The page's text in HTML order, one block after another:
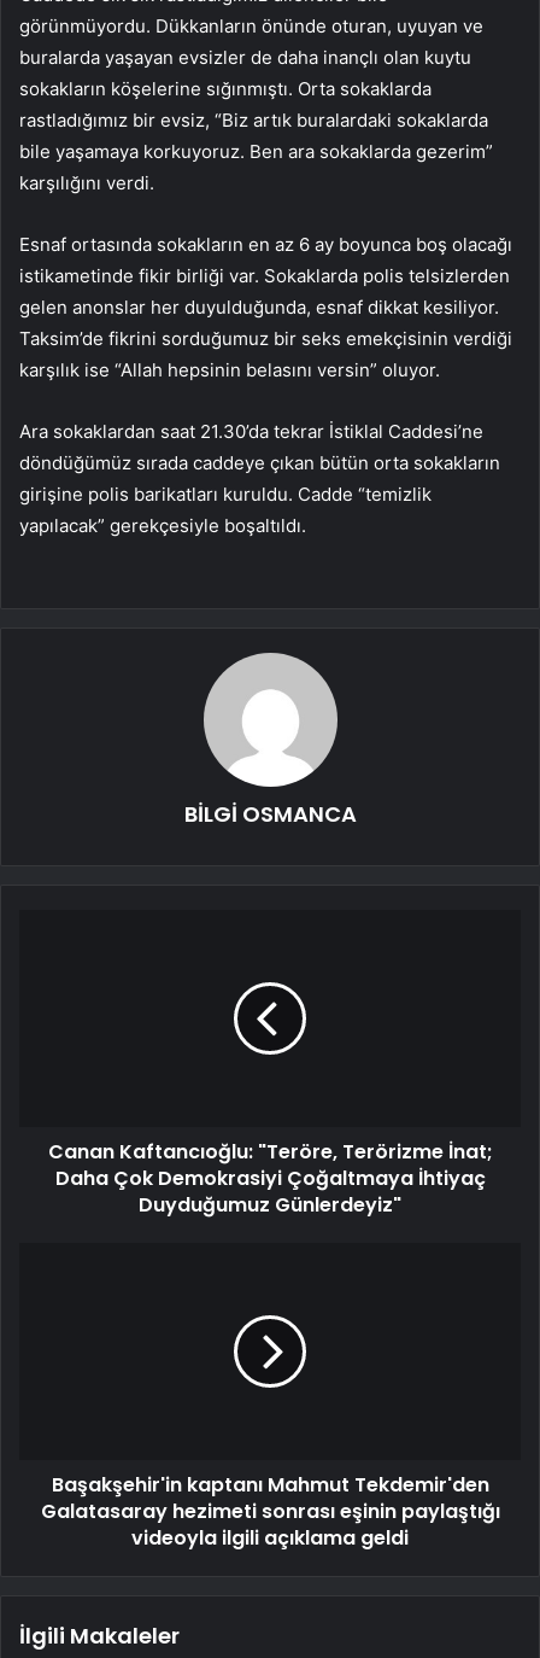
görünmüyordu. Dükkanların önünde oturan, uyuyan ve
buralarda yaşayan evsizler de daha inançlı olan kuytu
sokakların köşelerine sığınmıştı. Orta sokaklarda
rastladığımız bir evsiz, “Biz artık buralardaki sokaklarda
bile yaşamaya korkuyoruz. Ben ara sokaklarda gezerim”
karşılığını verdi.
Esnaf ortasında sokakların en az 6 ay boyunca boş olacağı
istikametinde fikir birliği var. Sokaklarda polis telsizlerden
gelen anonslar her duyulduğunda, esnaf dikkat kesiliyor.
Taksim’de fikrini sorduğumuz bir seks emekçisinin verdiği
karşılık ise “Allah hepsinin belasını versin” oluyor.
Ara sokaklardan saat 21.30’da tekrar İstiklal Caddesi’ne
döndüğümüz sırada caddeye çıkan bütün orta sokakların
girişine polis barikatları kuruldu. Cadde “temizlik
yapılacak” gerekçesiyle boşaltıldı.
BİLGİ OSMANCA
Canan Kaftancıoğlu: "Teröre, Terörizme İnat;
Daha Çok Demokrasiyi Çoğaltmaya İhtiyaç
Duyduğumuz Günlerdeyiz"
Başakşehir'in kaptanı Mahmut Tekdemir'den
Galatasaray hezimeti sonrası eşinin paylaştığı
videoyla ilgili açıklama geldi
İlgili Makaleler